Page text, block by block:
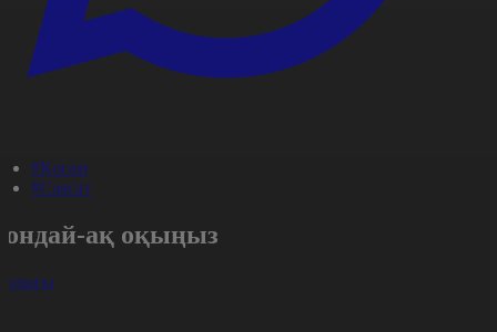
#Қоғам
#Саясат
ақ оқыңыз